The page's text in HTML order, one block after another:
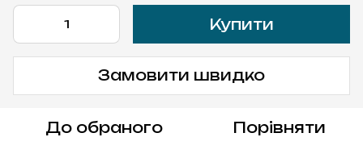
Купити
Замовити швидко
До обраного Порівняти